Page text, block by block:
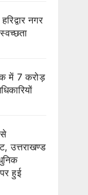
नगर
में 7 करोड़
उत्तराखण्ड
हुई